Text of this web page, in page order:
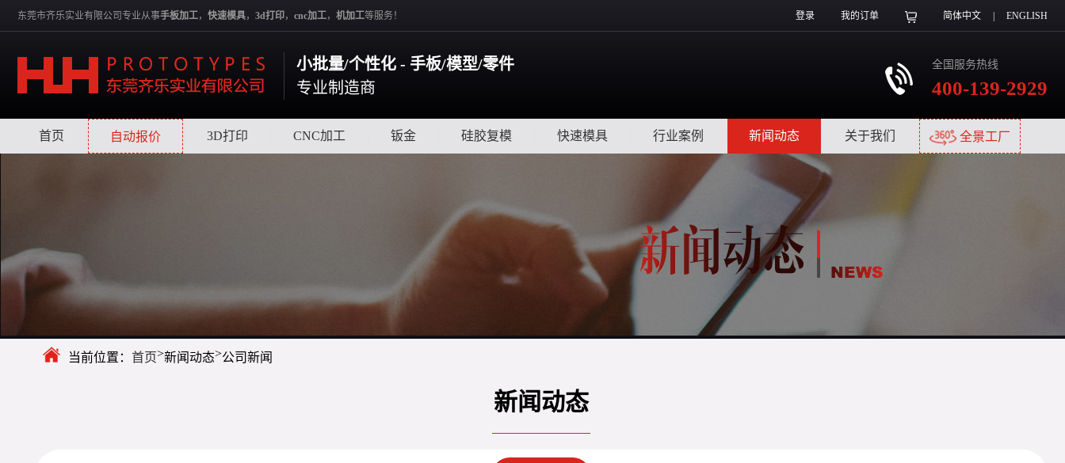
东莞市齐乐实业有限公司专业从事手板加工， 快速模具， 3d打印， cnc加工， 机加工等服务！ 登录 我的订单 简体中文 ENGLISH
小批量/个性化 - 手板/模型/零件
专业制造商
全国服务热线
400-139-2929
首页 自动报价 3D打印 CNC加工 钣金 硅胶复模 快速模具 行业案例 新闻动态 关于我们 全景工厂
当前位置： 首页>新闻动态>公司新闻
新闻动态